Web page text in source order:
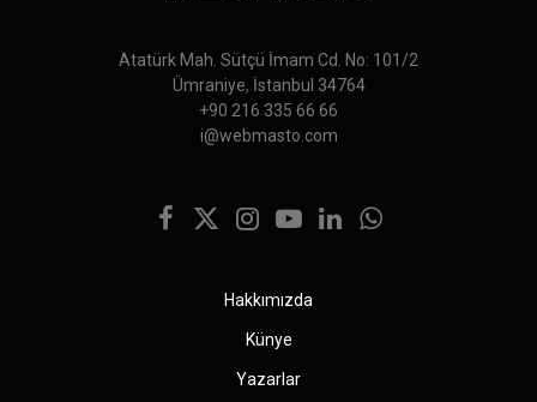
Atatürk Mah. Sütçü İmam Cd. No: 101/2
Ümraniye, İstanbul 34764
+90 216 335 66 66
i@webmasto.com
Facebook
X
Instagram
YouTubeLinkedInWhatsApp
Hakkımızda
Künye
Yazarlar